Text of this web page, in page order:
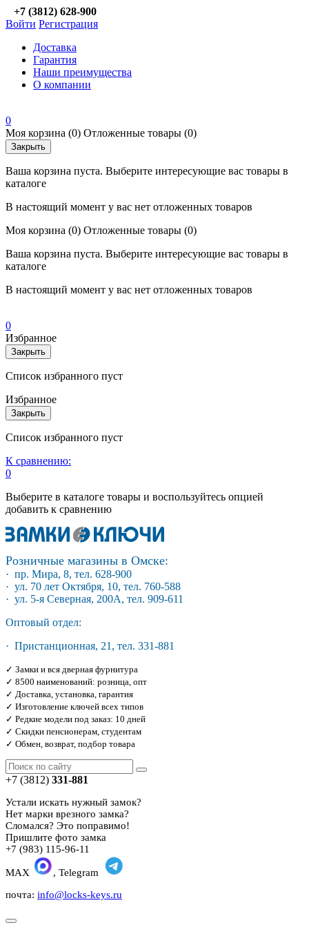
+7 (3812) 628-900
Войти Регистрация
Доставка
Гарантия
Наши преимущества
О компании
0
Моя корзина (0) Отложенные товары (0)
Закрыть
Ваша корзина пуста. Выберите интересующие вас товары в
каталоге
В настоящий момент у вас нет отложенных товаров
Моя корзина (0) Отложенные товары (0)
Ваша корзина пуста. Выберите интересующие вас товары в
каталоге
В настоящий момент у вас нет отложенных товаров
0
Избранное
Закрыть
Список избранного пуст
Избранное
Закрыть
Список избранного пуст
К сравнению:
0
Выберите в каталоге товары и воспользуйтесь опцией
добавить к сравнению
Розничные магазины в Омске:
· пр. Мира, 8, тел. 628-900
· ул. 70 лет Октября, 10, тел. 760-588
· ул. 5-я Северная, 200А, тел. 909-611
Оптовый отдел:
· Пристанционная, 21, тел. 331-881
✓ Замки и вся дверная фурнитура
✓ 8500 наименований: розница, опт
✓ Доставка, установка, гарантия
✓ Изготовление ключей всех типов
✓ Редкие модели под заказ: 10 дней
✓ Скидки пенсионерам, студентам
✓ Обмен, возврат, подбор товара
+7 (3812) 331-881
Устали искать нужный замок?
Нет марки врезного замка?
Сломался? Это поправимо!
Пришлите фото замка
+7 (983) 115-96-11
MAX
, Telegram
почта: info@locks-keys.ru